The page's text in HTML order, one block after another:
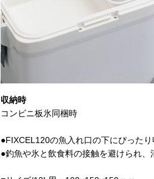
収納時
コンビニ板氷同梱時
●FIXCEL120の魚入れ口の下にぴったり
●釣魚や氷と飲食料の接触を避けられ